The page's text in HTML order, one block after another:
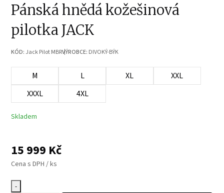
Pánská hnědá kožešinová
pilotka JACK
KÓD: Jack Pilot MBRVÝROBCE: DIVOKÝ-BÝK
M L XL
XXL
XXXL
4XL
Skladem
15 999 Kč
Cena s DPH / ks
-